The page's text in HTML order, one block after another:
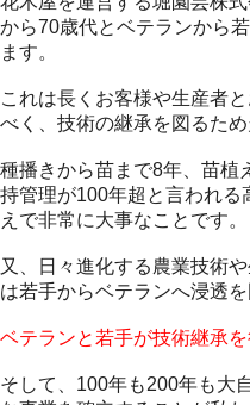
から70歳代とベテランから
ます。
これは長くお客様や生産者
べく、技術の継承を図るため
種播きから苗まで8年、苗植
持管理が100年超と言われる
えで非常に大事なことです。
又、日々進化する農業技術
は若手からベテランへ浸透を
ベテランと若手が技術継承
そして、100年も200年も大